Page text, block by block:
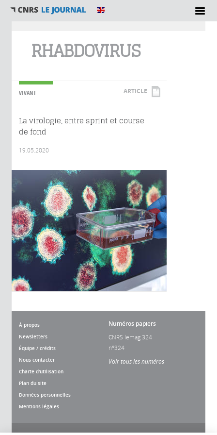
RHABDOVIRUS
VIVANT ARTICLE
La virologie, entre sprint et course
de fond
19.05.2020
À propos
Newsletters
Équipe / crédits
Nous contacter
Charte d'utilisation
Plan du site
Données personnelles
Mentions légales
Numéros papiers
CNRS lemag 324
n°324
Voir tous les numéros